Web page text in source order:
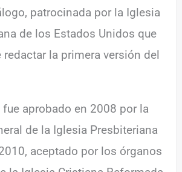
patrocinada por la Iglesia
de los Estados Unidos que
redactar la primera versión del
aprobado en 2008 por la
de la Iglesia Presbiteriana
aceptado por los órganos